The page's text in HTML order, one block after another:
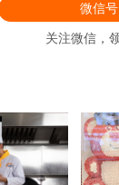
微信
关注微信，